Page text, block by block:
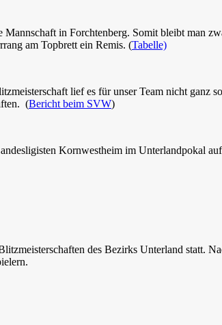
in Forchtenberg. Somit bleibt man
am Topbrett ein Remis. (Tabelle)
lief es für unser Team nicht ganz
(Bericht beim SVW)
Kornwestheim im Unterlandpokal
des Bezirks Unterland statt.